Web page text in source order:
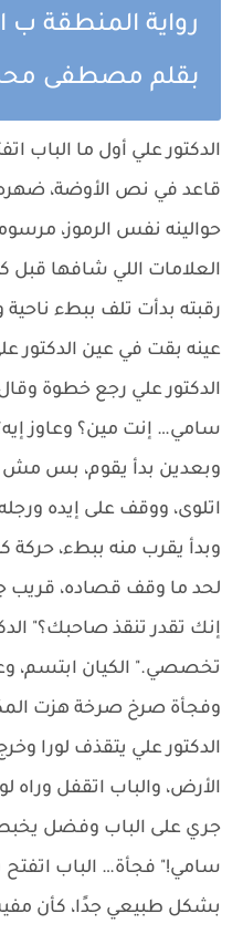
رواية المنطقة
بقلم مصطفى
الدكتور علي أول ما الباب
قاعد في نص الأوضة، ضهره
حوالينه نفس الرموز،
العلامات اللي شافها قبل
رقبته بدأت تلف ببطء ناحية
عينه بقت في عين الدكتور
الدكتور علي رجع خطوة
سامي… إنت مين؟ وعاوز
وبعدين بدأ يقوم، بس
اتلوى، ووقف على إيده
وبدأ يقرب منه ببطء،
لحد ما وقف قصاده، قريب
إنك تقدر تنقذ صاحبك؟"
تخصصي." الكيان ابتسم،
وفجأة صرخ صرخة هزت
الدكتور علي يتقذف لورا
الأرض، والباب اتقفل وراه
جري على الباب وفضل
سامي!" فجأة… الباب
بشكل طبيعي جدًا، كأن